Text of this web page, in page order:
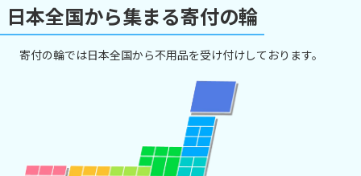
日本全国から集まる寄付の輪
寄付の輪では日本全国から不用品を受け付けしております。